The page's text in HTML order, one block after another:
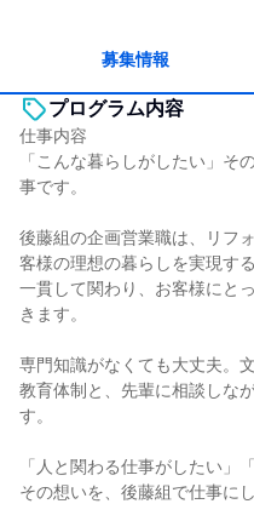
募集情報
プログラム内容
仕事内容
「こんな暮らしがしたい」そ
事です。
後藤組の企画営業職は、リフ
客様の理想の暮らしを実現す
一貫して関わり、お客様にと
きます。
専門知識がなくても大丈夫。
教育体制と、先輩に相談しな
す。
「人と関わる仕事がしたい」
その想いを、後藤組で仕事に